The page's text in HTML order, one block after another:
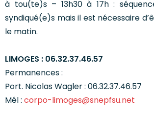
à tou(te)s – 13h30 à 17h :
syndiqué(e)s mais il est nécessaire
le matin.
LIMOGES : 06.32.37.46.57
Permanences :
Port. Nicolas Wagler : 06.32.37.46.57
Mél : corpo-limoges@snepfsu.net